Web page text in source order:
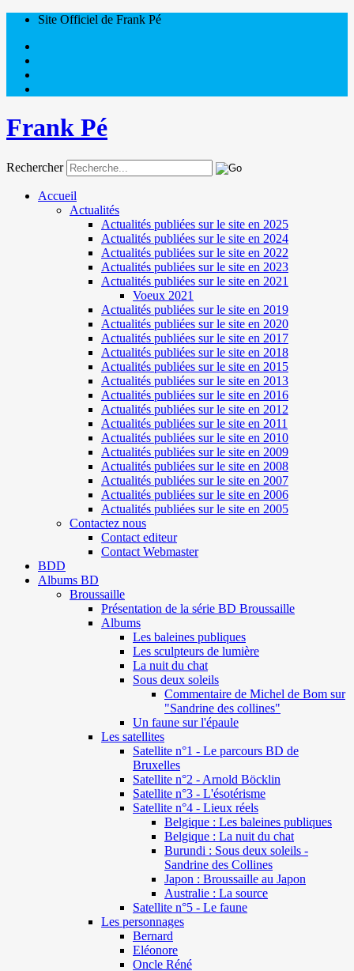
Site Officiel de Frank Pé
Frank Pé
Rechercher
Accueil
Actualités
Actualités publiées sur le site en 2025
Actualités publiées sur le site en 2024
Actualités publiées sur le site en 2022
Actualités publiées sur le site en 2023
Actualités publiées sur le site en 2021
Voeux 2021
Actualités publiées sur le site en 2019
Actualités publiées sur le site en 2020
Actualités publiées sur le site en 2017
Actualités publiées sur le site en 2018
Actualités publiées sur le site en 2015
Actualités publiées sur le site en 2013
Actualités publiées sur le site en 2016
Actualités publiées sur le site en 2012
Actualités publiées sur le site en 2011
Actualités publiées sur le site en 2010
Actualités publiées sur le site en 2009
Actualités publiées sur le site en 2008
Actualités publiées sur le site en 2007
Actualités publiées sur le site en 2006
Actualités publiées sur le site en 2005
Contactez nous
Contact editeur
Contact Webmaster
BDD
Albums BD
Broussaille
Présentation de la série BD Broussaille
Albums
Les baleines publiques
Les sculpteurs de lumière
La nuit du chat
Sous deux soleils
Commentaire de Michel de Bom sur
"Sandrine des collines"
Un faune sur l'épaule
Les satellites
Satellite n°1 - Le parcours BD de
Bruxelles
Satellite n°2 - Arnold Böcklin
Satellite n°3 - L'ésotérisme
Satellite n°4 - Lieux réels
Belgique : Les baleines publiques
Belgique : La nuit du chat
Burundi : Sous deux soleils -
Sandrine des Collines
Japon : Broussaille au Japon
Australie : La source
Satellite n°5 - Le faune
Les personnages
Bernard
Eléonore
Oncle Réné